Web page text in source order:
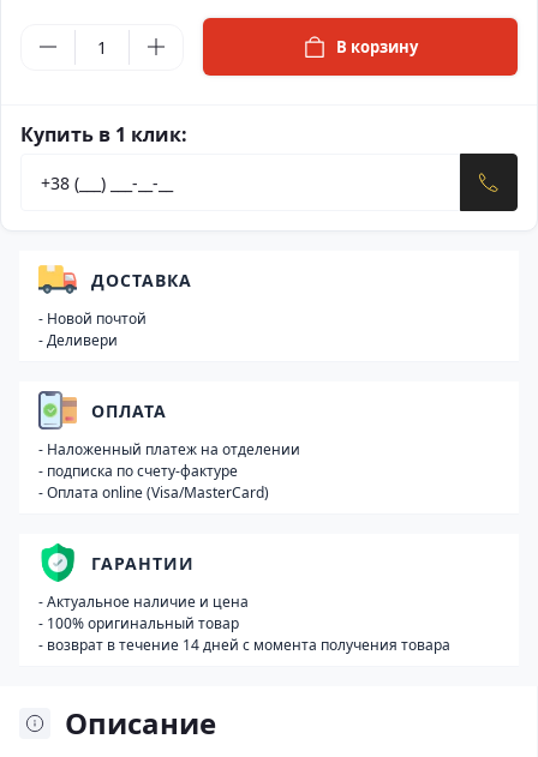
В корзину
Купить в 1 клик:
Описание
ДОСТАВКА
- Новой почтой
- Деливери
ОПЛАТА
- Наложенный платеж на отделении
- подписка по счету-фактуре
- Оплата online (Visa/MasterCard)
ГАРАНТИИ
- Актуальное наличие и цена
- 100% оригинальный товар
- возврат в течение 14 дней с момента получения товара